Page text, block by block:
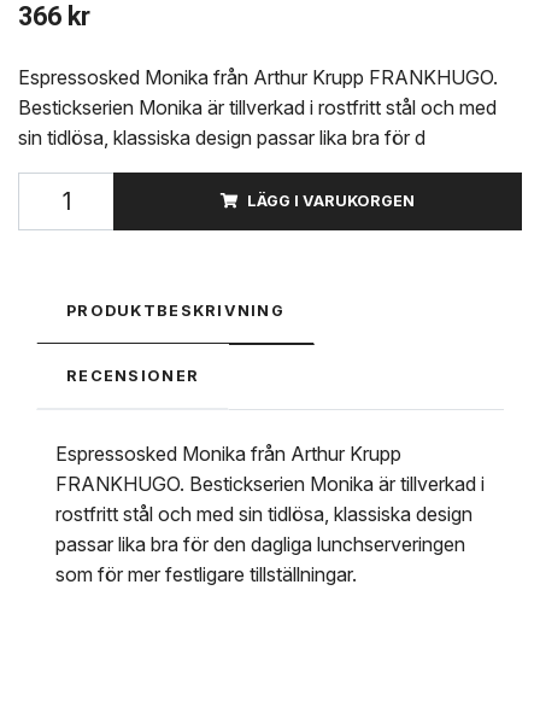
366 kr
Espressosked Monika från Arthur Krupp FRANKHUGO.
Bestickserien Monika är tillverkad i rostfritt stål och med
sin tidlösa, klassiska design passar lika bra för d
LÄGG I VARUKORGEN
PRODUKTBESKRIVNING
RECENSIONER
Espressosked Monika från Arthur Krupp
FRANKHUGO. Bestickserien Monika är tillverkad i
rostfritt stål och med sin tidlösa, klassiska design
passar lika bra för den dagliga lunchserveringen
som för mer festligare tillställningar.